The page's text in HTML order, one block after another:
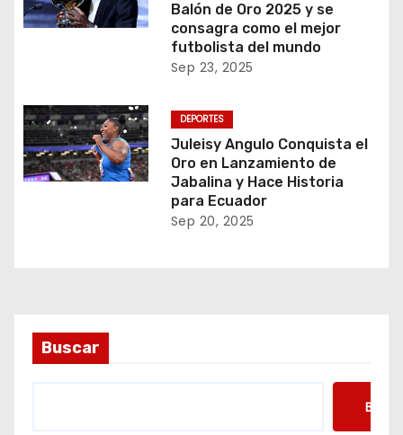
Balón de Oro 2025 y se
consagra como el mejor
futbolista del mundo
Sep 23, 2025
DEPORTES
Juleisy Angulo Conquista el
Oro en Lanzamiento de
Jabalina y Hace Historia
para Ecuador
Sep 20, 2025
Buscar